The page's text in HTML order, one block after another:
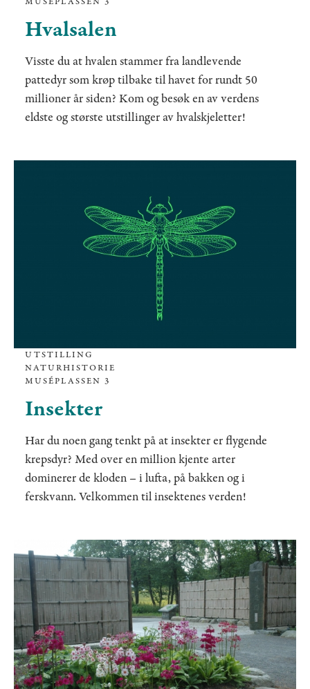
Hvalsalen
Visste du at hvalen stammer fra landlevende
pattedyr som krøp tilbake til havet for rundt 50
millioner år siden? Kom og besøk en av verdens
eldste og største utstillinger av hvalskjeletter!
UTSTILLING
NATURHISTORIE
MUSÉPLASSEN 3
Insekter
Har du noen gang tenkt på at insekter er flygende
krepsdyr? Med over en million kjente arter
dominerer de kloden – i lufta, på bakken og i
ferskvann. Velkommen til insektenes verden!